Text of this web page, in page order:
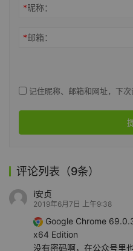
*昵称：
*邮箱：
记住昵称、邮箱和网址，下次
评论列表（9条）
i安贞
2019年6月7日 上午9:38
Google Chrome
x64 Edition
没有密码啊，在公众号里